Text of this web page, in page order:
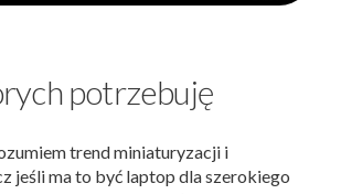
potrzebuję
trend miniaturyzacji i
jeśli ma to być laptop dla szerokiego